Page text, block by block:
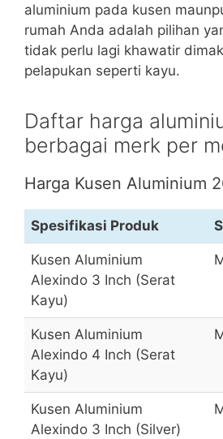
aluminium pada kusen
rumah Anda adalah pilihan
tidak perlu lagi khawatir
pelapukan seperti kayu.
Daftar harga
berbagai merk per
Harga Kusen Aluminium
Spesifikasi Produk
Kusen Aluminium
Alexindo 3 Inch (Serat
Kayu)
Kusen Aluminium
Alexindo 4 Inch (Serat
Kayu)
Kusen Aluminium
Alexindo 3 Inch (Silver)